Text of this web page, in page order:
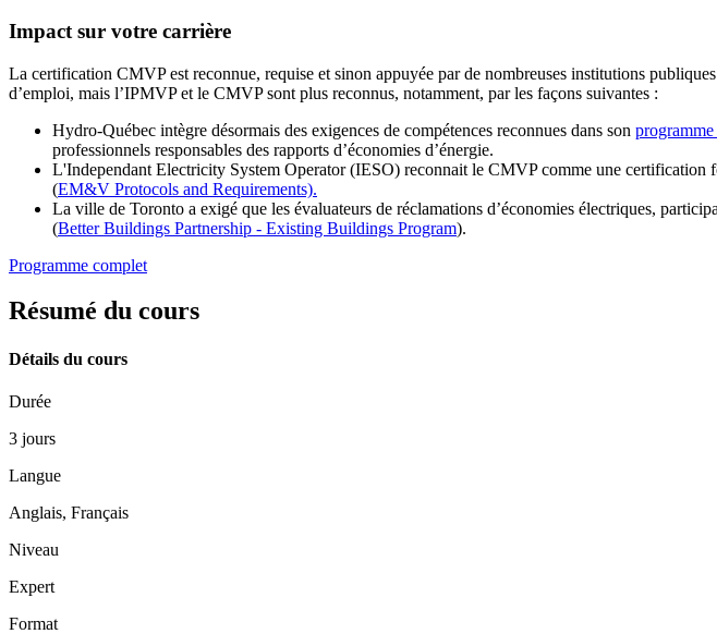
Impact sur votre carrière
La certification CMVP est reconnue, requise et sinon appuyée par de nombreuses institutions
d’emploi, mais l’IPMVP et le CMVP sont plus reconnus, notamment, par les façons suivantes :
Hydro‑Québec intègre désormais des exigences de compétences reconnues dans son
professionnels responsables des rapports d’économies d’énergie.
L'Independant Electricity System Operator (IESO) reconnait le CMVP comme une certification
(EM&V Protocols and Requirements).
La ville de Toronto a exigé que les évaluateurs de réclamations d’économies électriques,
(Better Buildings Partnership - Existing Buildings Program).
Programme complet
Résumé du cours
Détails du cours
Durée
3 jours
Langue
Anglais, Français
Niveau
Expert
Format